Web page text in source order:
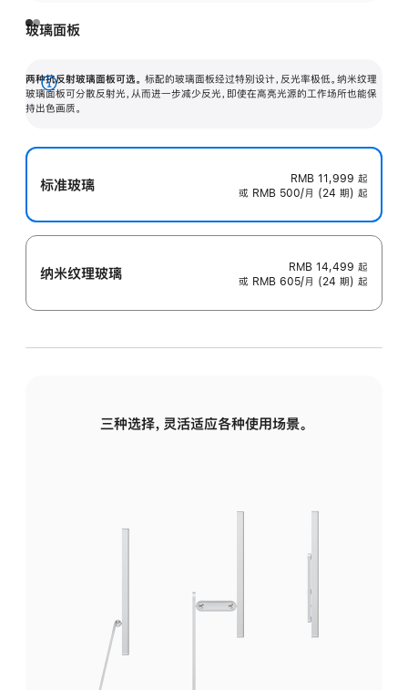
玻璃面板
两种抗反射玻璃面板可选。 标配的玻璃面板经过特别设计，反光率极低。纳米纹理
玻璃面板可分散反射光，从而进一步减少反光，即使在高亮光源的工作场所也能保
持出色画质。
展
开
标准玻璃 RMB 11,999 起
或 RMB 500/月 (24 期) 起
纳米纹理玻璃 RMB 14,499 起
或 RMB 605/月 (24 期) 起
三种选择，灵活适应各种使用场景。